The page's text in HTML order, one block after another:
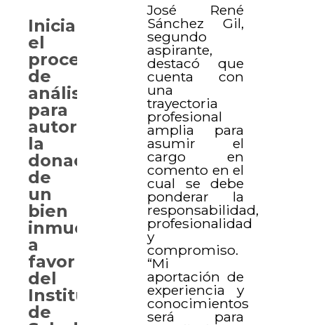
José René
Sánchez Gil,
segundo
aspirante,
destacó que
cuenta con
una
trayectoria
profesional
amplia para
asumir el
cargo en
comento en el
cual se debe
ponderar la
responsabilidad,
profesionalidad
y
compromiso.
“Mi
aportación de
experiencia y
conocimientos
será para
Inicia
el
proceso
de
análisis
para
autorizar
la
donación
de
un
bien
inmueble
a
favor
del
Instituto
de